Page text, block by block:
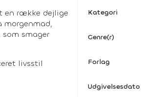
en række dejlige
morgenmad,
smager
livsstil
Kategori
Genre(r)
Forlag
Udgivelsesdato